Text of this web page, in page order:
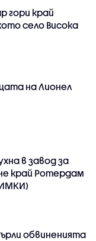
гори край
село Висока
на Лионел
в завод за
край Ротердам
обвиненията